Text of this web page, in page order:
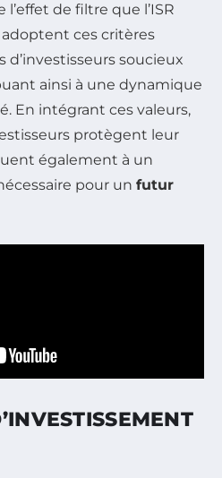
de filtre que l’ISR
ces critères
soucieux
ainsi à une dynamique
En intégrant ces valeurs,
protègent leur
également à un
pour un futur